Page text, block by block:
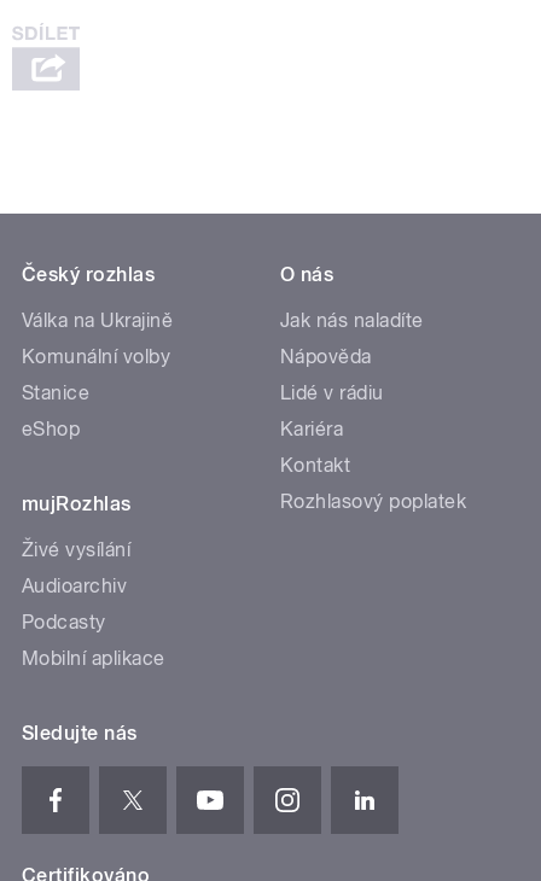
Český rozhlas
Válka na Ukrajině
Komunální volby
Stanice
eShop
mujRozhlas
Živé vysílání
Audioarchiv
Podcasty
Mobilní aplikace
O nás
Jak nás naladíte
Nápověda
Lidé v rádiu
Kariéra
Kontakt
Rozhlasový poplatek
Sledujte nás
Certifikováno